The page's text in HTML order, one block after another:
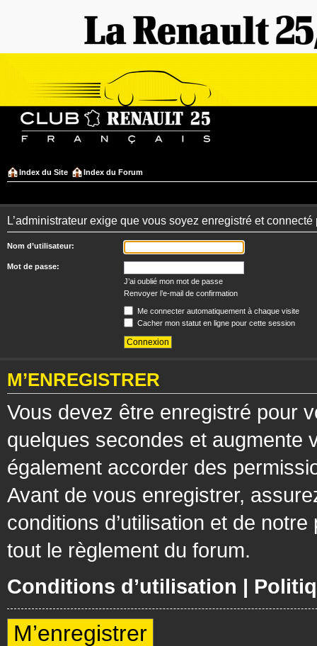
Index du Site Index du Forum
L’administrateur exige que vous soyez enregistré et
Nom d’utilisateur:
Mot de passe:
J’ai oublié mon mot de passe
Renvoyer l’e-mail de confirmation
Me connecter automatiquement à chaque visite
Cacher mon statut en ligne pour cette session
M’ENREGISTRER
Vous devez être enregistré pour
quelques secondes et augmente
également accorder des
Avant de vous enregistrer,
conditions d’utilisation et de
tout le règlement du forum.
Conditions d’utilisation |
M’enregistrer